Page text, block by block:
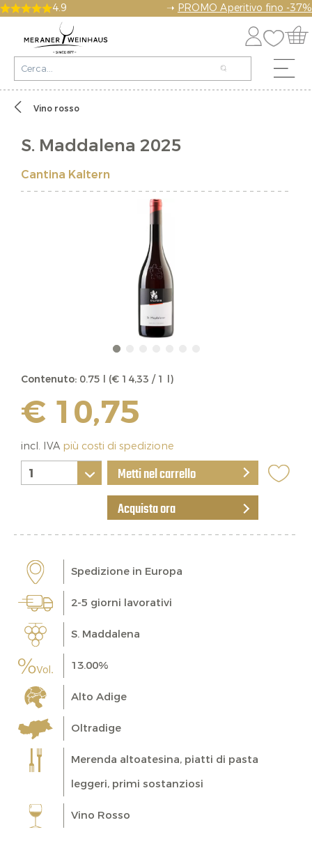
4.9 ➝ PROMO Aperitivo fino -37%
Vino rosso
S. Maddalena 2025
Cantina Kaltern
Contenuto: 0.75 l (€ 14,33 / 1 l)
€ 10,75
incl. IVA più costi di spedizione
Metti nel carrello
Acquista ora
Spedizione in Europa
2-5 giorni lavorativi
S. Maddalena
13.00%
Alto Adige
Oltradige
Merenda altoatesina, piatti di pasta
leggeri, primi sostanziosi
Vino Rosso